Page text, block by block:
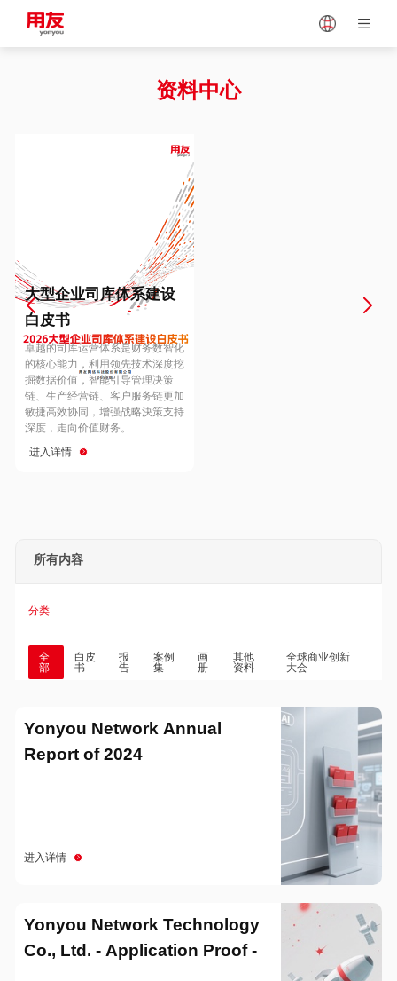
Vietnam
Europe
Hungary
Hong Kong
资料中心
大型企业司库体系建设
白皮书
卓越的司库运营体系是财务数智化
的核心能力，利用领先技术深度挖
掘数据价值，智能引导管理决策
链、生产经营链、客户服务链更加
敏捷高效协同，增强战略決策支持
深度，走向价值财务。
进入详情
所有内容
分类
全
部
白皮
书
报
告
案例
集
画
册
其他
资料
全球商业创新
大会
Yonyou Network Annual
Report of 2024
进入详情
Yonyou Network Technology
Co., Ltd. - Application Proof -